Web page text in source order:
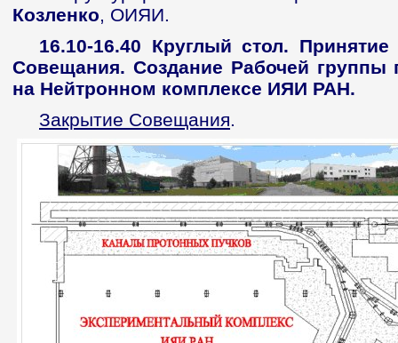
Козленко, ОИЯИ.
16.10-16.40
Круглый стол.
Совещания. Создание Рабочей группы
на Нейтронном комплексе ИЯИ РАН.
Закрытие Совещания.